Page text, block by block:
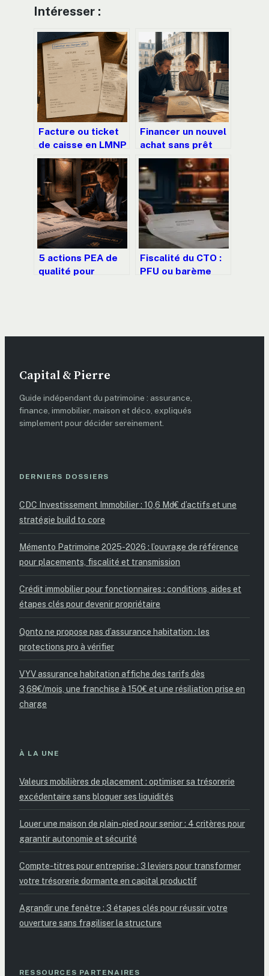
Intéresser :
Facture ou ticket
de caisse en LMNP
: comment justifier
vos charges pour
éviter le
redressement
fiscal ?
Financer un nouvel
achat sans prêt
relais : 4
alternatives pour
sécuriser votre
transition
immobilière
5 actions PEA de
qualité pour
Fiscalité du CTO :
PFU ou barème
Capital & Pierre
Guide indépendant du patrimoine : assurance,
finance, immobilier, maison et déco, expliqués
simplement pour décider sereinement.
DERNIERS DOSSIERS
CDC Investissement Immobilier : 10,6 Md€ d’actifs et une
stratégie build to core
Mémento Patrimoine 2025-2026 : l’ouvrage de référence
pour placements, fiscalité et transmission
Crédit immobilier pour fonctionnaires : conditions, aides et
étapes clés pour devenir propriétaire
Qonto ne propose pas d’assurance habitation : les
protections pro à vérifier
VYV assurance habitation affiche des tarifs dès
3,68€/mois, une franchise à 150€ et une résiliation prise en
charge
À LA UNE
Valeurs mobilières de placement : optimiser sa trésorerie
excédentaire sans bloquer ses liquidités
Louer une maison de plain-pied pour senior : 4 critères pour
garantir autonomie et sécurité
Compte-titres pour entreprise : 3 leviers pour transformer
votre trésorerie dormante en capital productif
Agrandir une fenêtre : 3 étapes clés pour réussir votre
ouverture sans fragiliser la structure
RESSOURCES PARTENAIRES